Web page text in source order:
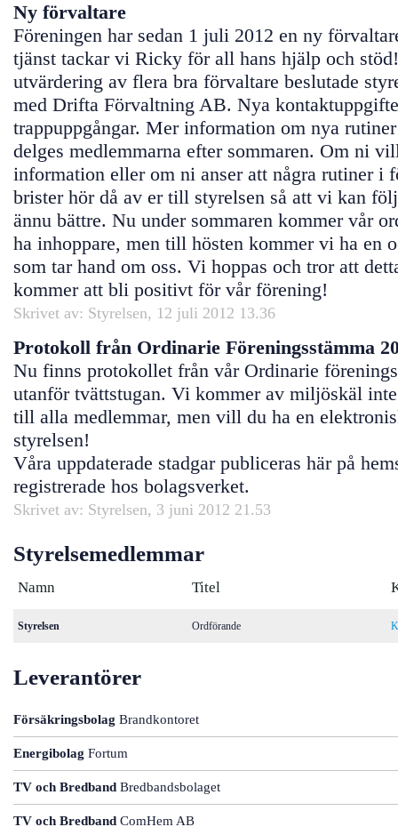
Ny förvaltare
Föreningen har sedan 1 juli 2012 en ny
tjänst tackar vi Ricky för all hans hjälp och
utvärdering av flera bra förvaltare beslutade
med Drifta Förvaltning AB. Nya
trappuppgångar. Mer information om nya
delges medlemmarna efter sommaren. Om ni
information eller om ni anser att några rutiner i
brister hör då av er till styrelsen så att vi kan
ännu bättre. Nu under sommaren kommer vår
ha inhoppare, men till hösten kommer vi ha en
som tar hand om oss. Vi hoppas och tror att
kommer att bli positivt för vår förening!
Skrivet av: Styrelsen, 12 juli 2012 13.36
Protokoll från Ordinarie Föreningsstämma
Nu finns protokollet från vår Ordinarie
utanför tvättstugan. Vi kommer av miljöskäl
till alla medlemmar, men vill du ha en
styrelsen!
Våra uppdaterade stadgar publiceras här på
registrerade hos bolagsverket.
Skrivet av: Styrelsen, 3 juni 2012 21.53
Styrelsemedlemmar
Namn Titel
Styrelsen Ordförande
Leverantörer
Försäkringsbolag Brandkontoret
Energibolag Fortum
TV och Bredband Bredbandsbolaget
TV och Bredband ComHem AB